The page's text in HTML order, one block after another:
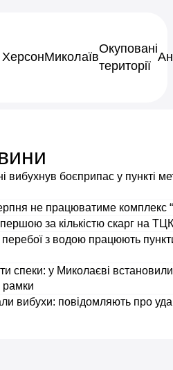
ХерсонМиколаїв
Окуповані
території
вибухнув боєприпас у пункті
не працюватиме комплекс
за кількістю скарг на
з водою працюють
спеки: у Миколаєві
рамки
вибухи: повідомляють про